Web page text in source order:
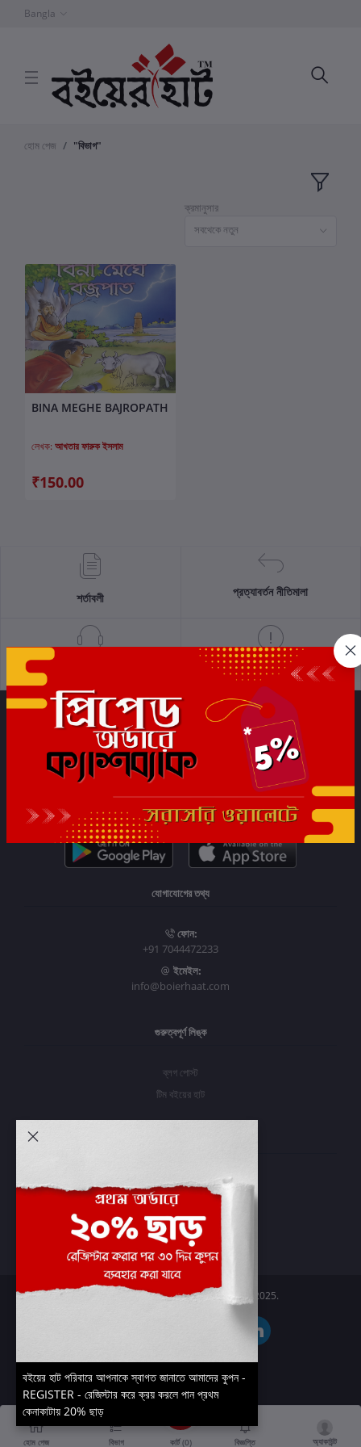
Bangla
হোম পেজ "বিভাগ"
ক্রমানুসার
সবথেকে নতুন
কার্টে যোগ করুন
BINA MEGHE BAJROPATH
লেখক: আখতার ফারুক ইসলাম
₹150.00
শর্তাবলী প্রত্যাবর্তন নীতিমালা
গোপনীয়তা নীতি
সাবস্ক্রাইব
যোগাযোগের তথ্য
ফোন:
+91 7044472233
ইমেইল:
info@boierhaat.com
গুরুত্বপূর্ণ লিঙ্ক
ব্লগ পোস্ট
টিম বইয়ের হাট
প্রবেশ করুন
অর্ডার ইতিহাস
আমার ইচ্ছাগুলি
অর্ডার ট্র্যাকিং
Boier Haat™ | © All rights reserved 2025.
হোম পেজ বিভাগ কার্ট (0) বিজ্ঞপ্তি অ্যাকাউন্ট
বইয়ের হাট পরিবারে আপনাকে স্বাগত জানাতে আমাদের কুপন -
REGISTER - রেজিস্টার করে ক্রয় করলে পান প্রথম
কেনাকাটায় 20% ছাড়